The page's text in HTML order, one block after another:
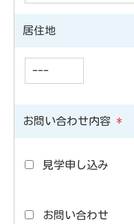
居住地
お問い合わせ内容 *
見学申し込み
お問い合わせ